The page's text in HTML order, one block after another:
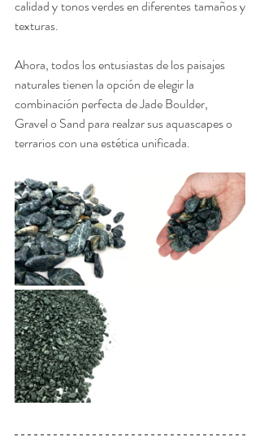
calidad y tonos verdes en diferentes tamaños y
texturas.
Ahora, todos los entusiastas de los paisajes
naturales tienen la opción de elegir la
combinación perfecta de Jade Boulder,
Gravel o Sand para realzar sus aquascapes o
terrarios con una estética unificada.